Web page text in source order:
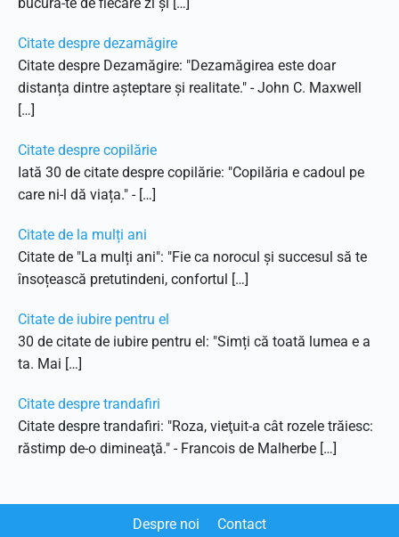
Citate despre dezamăgire
Citate despre Dezamăgire: "Dezamăgirea este doar
distanța dintre așteptare și realitate." - John C. Maxwell
[…]
Citate despre copilărie
Iată 30 de citate despre copilărie: "Copilăria e cadoul pe
care ni-l dă viața." - […]
Citate de la mulți ani
Citate de "La mulți ani": "Fie ca norocul și succesul să te
însoțească pretutindeni, confortul […]
Citate de iubire pentru el
30 de citate de iubire pentru el: "Simți că toată lumea e a
ta. Mai […]
Citate despre trandafiri
Citate despre trandafiri: "Roza, vieţuit-a cât rozele trăiesc:
răstimp de-o dimineaţă." - Francois de Malherbe​​ […]
Despre noi Contact